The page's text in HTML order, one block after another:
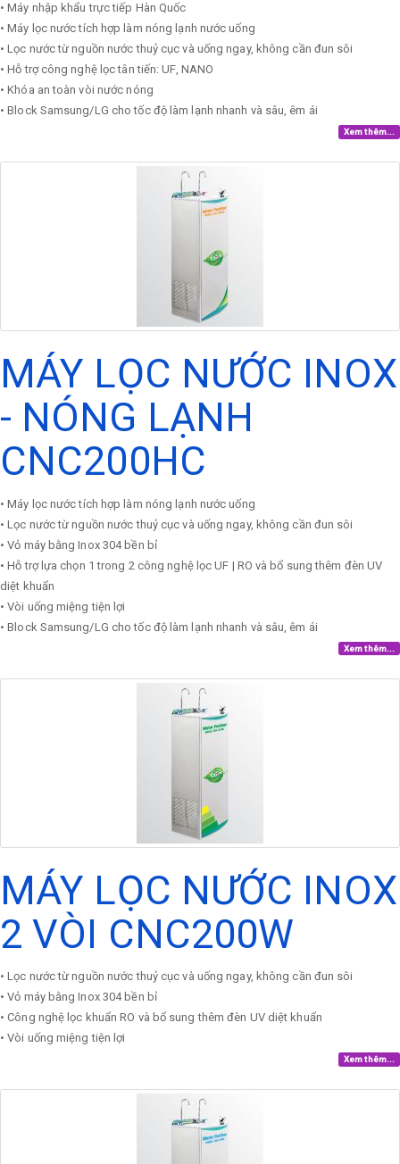
• Máy nhập khẩu trực tiếp Hàn Quốc
• Máy lọc nước tích hợp làm nóng lạnh nước uống
• Lọc nước từ nguồn nước thuỷ cục và uống ngay, không cần đun sôi
• Hỗ trợ công nghệ lọc tân tiến: UF, NANO
• Khóa an toàn vòi nước nóng
• Block Samsung/LG cho tốc độ làm lạnh nhanh và sâu, êm ái
Xem thêm...
MÁY LỌC NƯỚC INOX
- NÓNG LẠNH
CNC200HC
• Máy lọc nước tích hợp làm nóng lạnh nước uống
• Lọc nước từ nguồn nước thuỷ cục và uống ngay, không cần đun sôi
• Vỏ máy bằng Inox 304 bền bỉ
• Hỗ trợ lựa chọn 1 trong 2 công nghệ lọc UF | RO và bổ sung thêm đèn UV
diệt khuẩn
• Vòi uống miệng tiện lợi
• Block Samsung/LG cho tốc độ làm lạnh nhanh và sâu, êm ái
Xem thêm...
MÁY LỌC NƯỚC INOX
2 VÒI CNC200W
• Lọc nước từ nguồn nước thuỷ cục và uống ngay, không cần đun sôi
• Vỏ máy bằng Inox 304 bền bỉ
• Công nghệ lọc khuẩn RO và bổ sung thêm đèn UV diệt khuẩn
• Vòi uống miệng tiện lợi
Xem thêm...